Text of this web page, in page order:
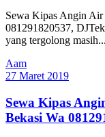
Sewa Kipas Angin
081291820537,
yang tergolong masih...
Aam
27 Maret 2019
Sewa Kipas
Bekasi Wa